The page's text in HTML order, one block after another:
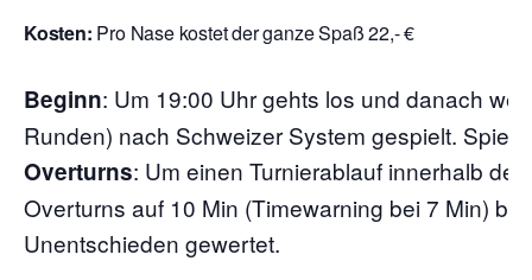
Kosten: Pro Nase kostet der ganze Spaß 22,- €
Beginn: Um 19:00 Uhr gehts los und danach
Runden) nach Schweizer System gespielt.
Overturns: Um einen Turnierablauf innerhalb
Overturns auf 10 Min (Timewarning bei 7 Min)
Unentschieden gewertet.